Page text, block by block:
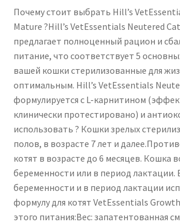
Почему стоит выбрать Hill’s
Mature ?Hill’s VetEssentials Neutered
предлагает полноценный рацион и
питание, что соответствует 5
вашей кошки стерилизованные для
оптимальным. Hill’s VetEssentials
формулируется с L-карнитином
клинически протестировано) и
использовать ? Кошки зрелых
полов, в возрасте 7 лет и
котят в возрасте до 6 месяцев. Кошка
беременности или в период лактации.
беременности и в период лактации
формулу для котят VetEssentials
этого питания:Вес: запатентованная